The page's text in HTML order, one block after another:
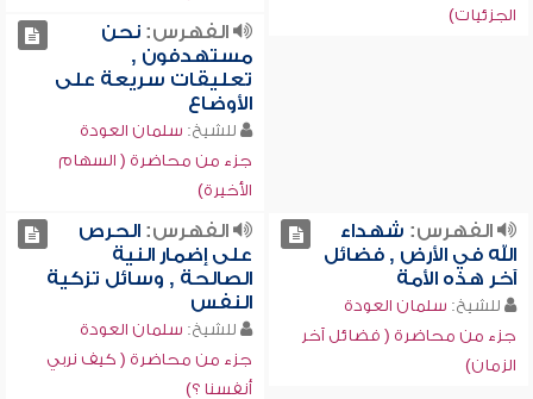
الجزئيات)
الفهرس:نحن
مستهدفون ,
تعليقات سريعة على
الأوضاع
للشيخ: سلمان العودة
جزء من محاضرة ( السهام
الأخيرة)
الفهرس: شهداء
الله في الأرض , فضائل
آخر هذه الأمة
للشيخ: سلمان العودة
جزء من محاضرة ( فضائل آخر
الزمان)
الفهرس:الحرص
على إضمار النية
الصالحة , وسائل تزكية
النفس
للشيخ: سلمان العودة
جزء من محاضرة ( كيف نربي
أنفسنا ؟)